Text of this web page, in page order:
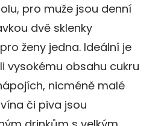
pro muže jsou denní
dvě sklenky
ženy jedna. Ideální je
vysokému obsahu cukru
nicméně malé
či piva jsou